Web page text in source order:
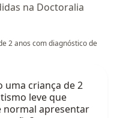
na Doctoralia
2 anos com diagnóstico de
uma criança de 2
leve que
normal apresentar